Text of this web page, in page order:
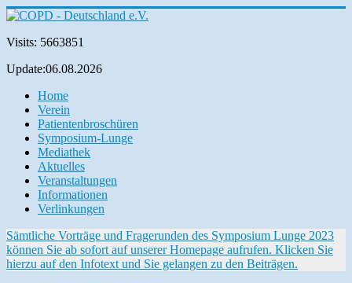
Visits: 5663851
Update:06.08.2026
Home
Verein
Patientenbroschüren
Symposium-Lunge
Mediathek
Aktuelles
Veranstaltungen
Informationen
Verlinkungen
Sämtliche Vorträge und Fragerunden des Symposium Lunge 2023
können Sie ab sofort auf unserer Homepage aufrufen. Klicken Sie
hierzu auf den Infotext und Sie gelangen zu den Beiträgen.